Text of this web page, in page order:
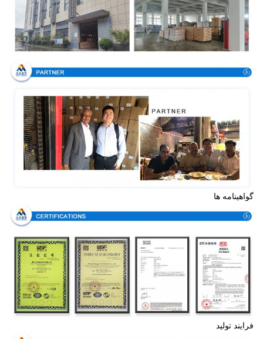
گواهینامه ها
فرایند تولید